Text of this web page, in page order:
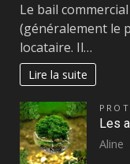
Le bail
(généralement le
locataire. Il…
Lire la suite
Les
Aline